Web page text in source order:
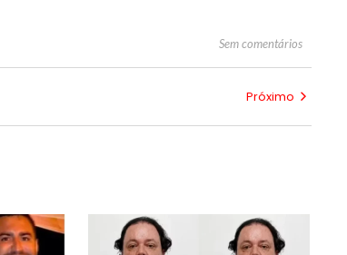
Sem comentários
Próximo